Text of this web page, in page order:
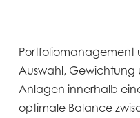
Portfoliomanagement
Auswahl,
Anlagen innerhalb
optimale Balance